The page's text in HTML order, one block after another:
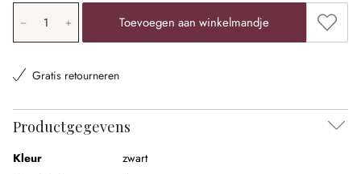
Producthoeveelheid: voer de gewenste waarde in of
Toevoegen aan winkelmandje
Gratis retourneren
Productgegevens
Kleur
zwart